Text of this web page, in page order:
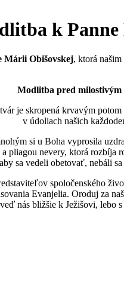
k
Márii Obišovskej, ktorá
Modlitba pred milostivým
je skropená krvavým
v údoliach našich
si u Boha vyprosila
pliagou nevery, ktorá
sa vedeli obetovať, nebáli
spoločenského
Evanjelia. Oroduj za
nás bližšie k Ježišovi, lebo